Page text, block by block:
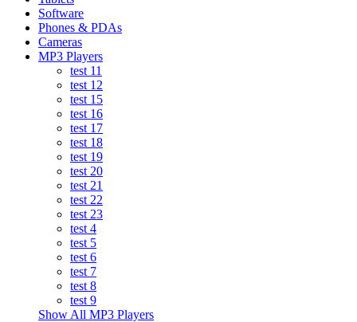
Software
Phones & PDAs
Cameras
MP3 Players
test 11
test 12
test 15
test 16
test 17
test 18
test 19
test 20
test 21
test 22
test 23
test 4
test 5
test 6
test 7
test 8
test 9
Show All MP3 Players